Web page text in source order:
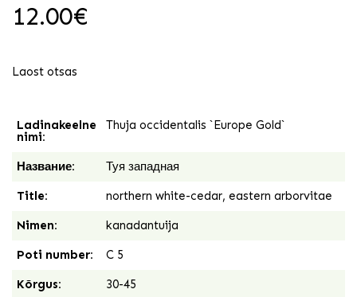
12.00€
Laost otsas
Ladinakeelne
nimi:
Thuja occidentalis `Europe Gold`
Название: Туя западная
Title: northern white-cedar, eastern arborvitae
Nimen: kanadantuija
Poti number: C 5
Kõrgus: 30-45